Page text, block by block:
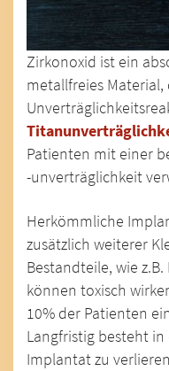
Zirkonoxid ist ein
metallfreies
Patienten mit einer
-unverträglichkeit
Herkömmliche
zusätzlich weiterer
Bestandteile, wie
können toxisch
10% der Patienten
Langfristig besteht in
Implantat zu